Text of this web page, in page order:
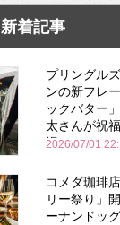
新着記事
プリングル
ンの新フレ
ックバター
太さんが祝
場
2026/07/01
コメダ珈琲
リー祭り」
ーナンドッ